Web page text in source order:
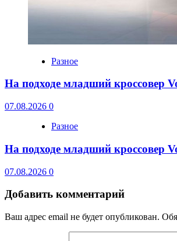
Разное
На подходе младший кроссовер
07.08.2026 0
Разное
На подходе младший кроссовер
07.08.2026 0
Добавить комментарий
Ваш адрес email не будет опубликован.